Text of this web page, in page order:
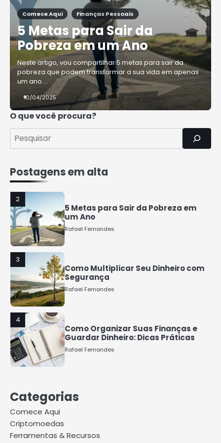
Comece Aqui Finanças Pessoais
5 Metas para Sair da
Pobreza em um Ano
Neste artigo, vou compartilhar 5 metas para sair da
pobreza que podem transformar a sua vida em apenas
um ano.…
10/04/2025
O que você procura?
Postagens em alta
4
Como Organizar Suas Finanças e
Guardar Dinheiro: Dicas Práticas
Rafael Fernandes
5
COMO INVESTIR COM POUCO
DINHEIRO 2025
Rafael Fernandes
1
7 Coisas que a Classe Média
Rafael Fernandes
2
5 Metas para Sair da Pobreza em
um Ano
Rafael Fernandes
3
Como Multiplicar Seu Dinheiro com
Segurança
Rafael Fernandes
4
Como Organizar Suas Finanças e
Guardar Dinheiro: Dicas Práticas
Rafael Fernandes
DINHEIRO 2025
1
Categorias
Comece Aqui
Criptomoedas
Ferramentas & Recursos